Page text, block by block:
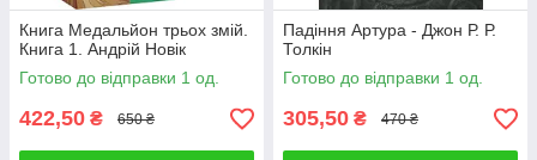
Книга Медальйон трьох змій.
Книга 1. Андрій Новік
Готово до відправки 1 од.
422,50 ₴ 650 ₴
Падіння Артура - Джон Р. Р.
Толкін
Готово до відправки 1 од.
305,50 ₴ 470 ₴